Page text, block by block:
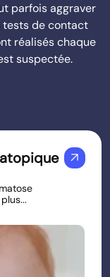
parfois aggraver
tests de contact
réalisés chaque
suspectée.
arrow_outward